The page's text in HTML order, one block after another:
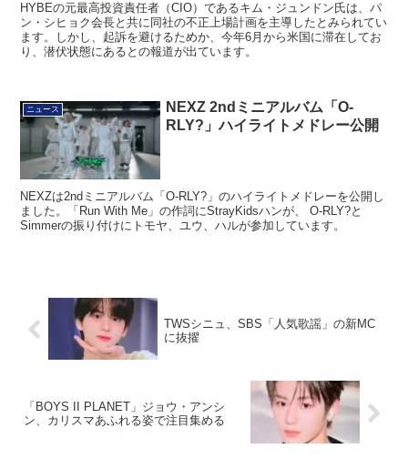
HYBEの元最高投資責任者（CIO）であるキム・ジュンドン氏は、パ
ン・シヒョク会長と共に同社の不正上場計画を主導したとみられてい
ます。しかし、起訴を避けるためか、今年6月から米国に滞在してお
り、潜伏状態にあるとの報道が出ています。
ニュース
NEXZ 2ndミニアルバム「O-
RLY?」ハイライトメドレー公開
NEXZは2ndミニアルバム「O-RLY?」のハイライトメドレーを公開し
ました。「Run With Me」の作詞にStrayKidsハンが、 O-RLY?と
Simmerの振り付けにトモヤ、ユウ、ハルが参加しています。
TWSシニュ、SBS「人気歌謡」の新MC
に抜擢
「BOYS II PLANET」ジョウ・アンシ
ン、カリスマあふれる姿で注目集める